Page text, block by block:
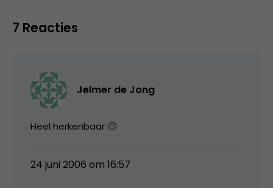
7 Reacties
Jelmer de Jong
Heel herkenbaar 🙂
24 juni 2006 om 16:57